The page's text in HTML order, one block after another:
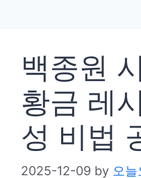
백종원
황금 레
성 비법
2025-12-09 by 오늘